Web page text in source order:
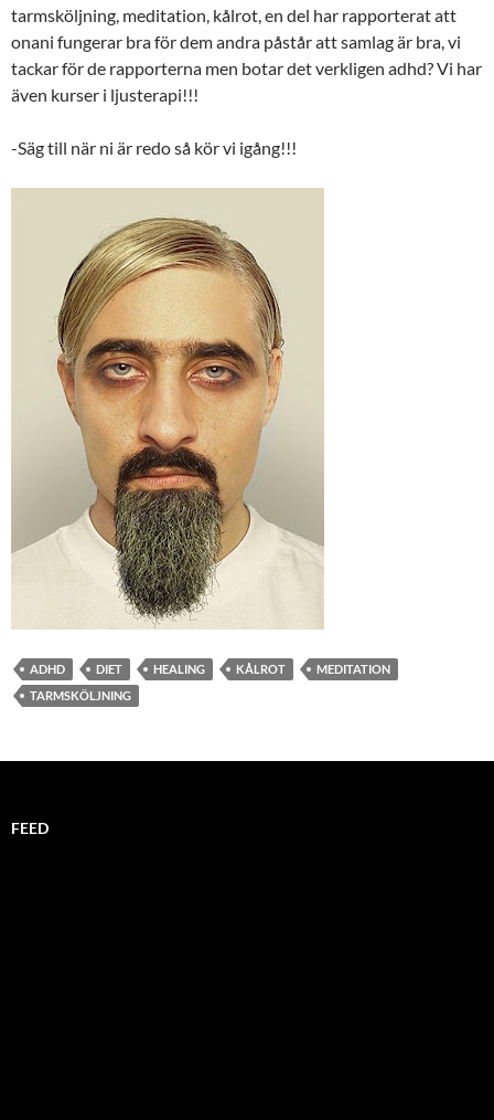
tarmsköljning, meditation, kålrot, en del har rapporterat att
onani fungerar bra för dem andra påstår att samlag är bra, vi
tackar för de rapporterna men botar det verkligen adhd? Vi har
även kurser i ljusterapi!!!
-Säg till när ni är redo så kör vi igång!!!
ADHD DIET HEALING KÅLROT
MEDITATION
TARMSKÖLJNING
FEED